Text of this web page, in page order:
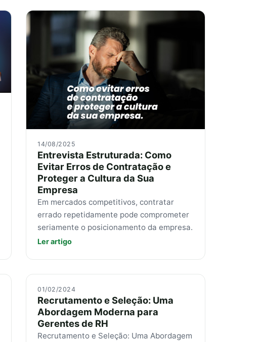
14/08/2025
Entrevista Estruturada: Como
Evitar Erros de Contratação e
Proteger a Cultura da Sua
Empresa
Em mercados competitivos, contratar
errado repetidamente pode comprometer
seriamente o posicionamento da empresa.
Ler artigo
01/02/2024
Recrutamento e Seleção: Uma
Abordagem Moderna para
Gerentes de RH
Recrutamento e Seleção: Uma Abordagem